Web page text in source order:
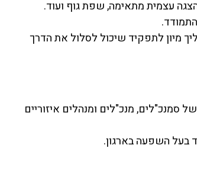
עצמית מתאימה, שפת גוף ועוד.
מיון לתפקיד שיכול לסלול את הדרך
סמנכ"לים, מנכ"לים ומנהלים איזוריים
בעל השפעה בארגון.